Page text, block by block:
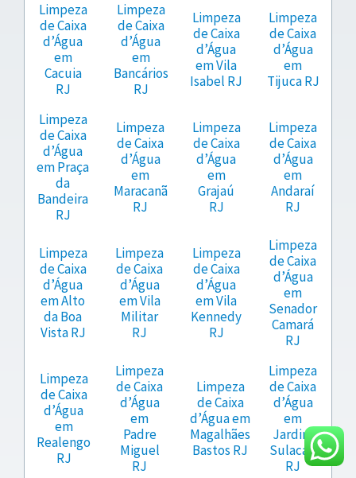
Limpeza
de Caixa
d’Água
em
Cacuia
RJ
Limpeza
de Caixa
d’Água
em
Bancários
RJ
Limpeza
de Caixa
d’Água
em Vila
Isabel RJ
Limpeza
de Caixa
d’Água
em
Tijuca RJ
Limpeza
de Caixa
d’Água
em Praça
da
Bandeira
RJ
Limpeza
de Caixa
d’Água
em
Maracanã
RJ
Limpeza
de Caixa
d’Água
em
Grajaú
RJ
Limpeza
de Caixa
d’Água
em
Andaraí
RJ
Limpeza
de Caixa
d’Água
em Alto
da Boa
Vista RJ
Limpeza
de Caixa
d’Água
em Vila
Militar
RJ
Limpeza
de Caixa
d’Água
em Vila
Kennedy
RJ
Limpeza
de Caixa
d’Água
em
Senador
Camará
RJ
Limpeza
de Caixa
d’Água
em
Realengo
RJ
Limpeza
de Caixa
d’Água
em
Padre
Miguel
RJ
Limpeza
de Caixa
d’Água em
Magalhães
Bastos RJ
Limpeza
de Caixa
d’Água
em
Jardim
Sulacap
RJ